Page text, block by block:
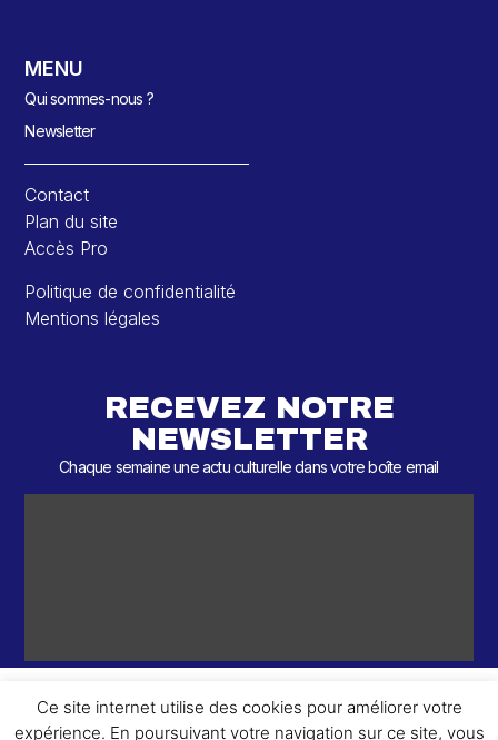
MENU
Qui sommes-nous ?
Newsletter
Contact
Plan du site
Accès Pro
Politique de confidentialité
Mentions légales
RECEVEZ NOTRE
NEWSLETTER
Chaque semaine une actu culturelle dans votre boîte email
Ce site internet utilise des cookies pour améliorer votre
expérience. En poursuivant votre navigation sur ce site, vous